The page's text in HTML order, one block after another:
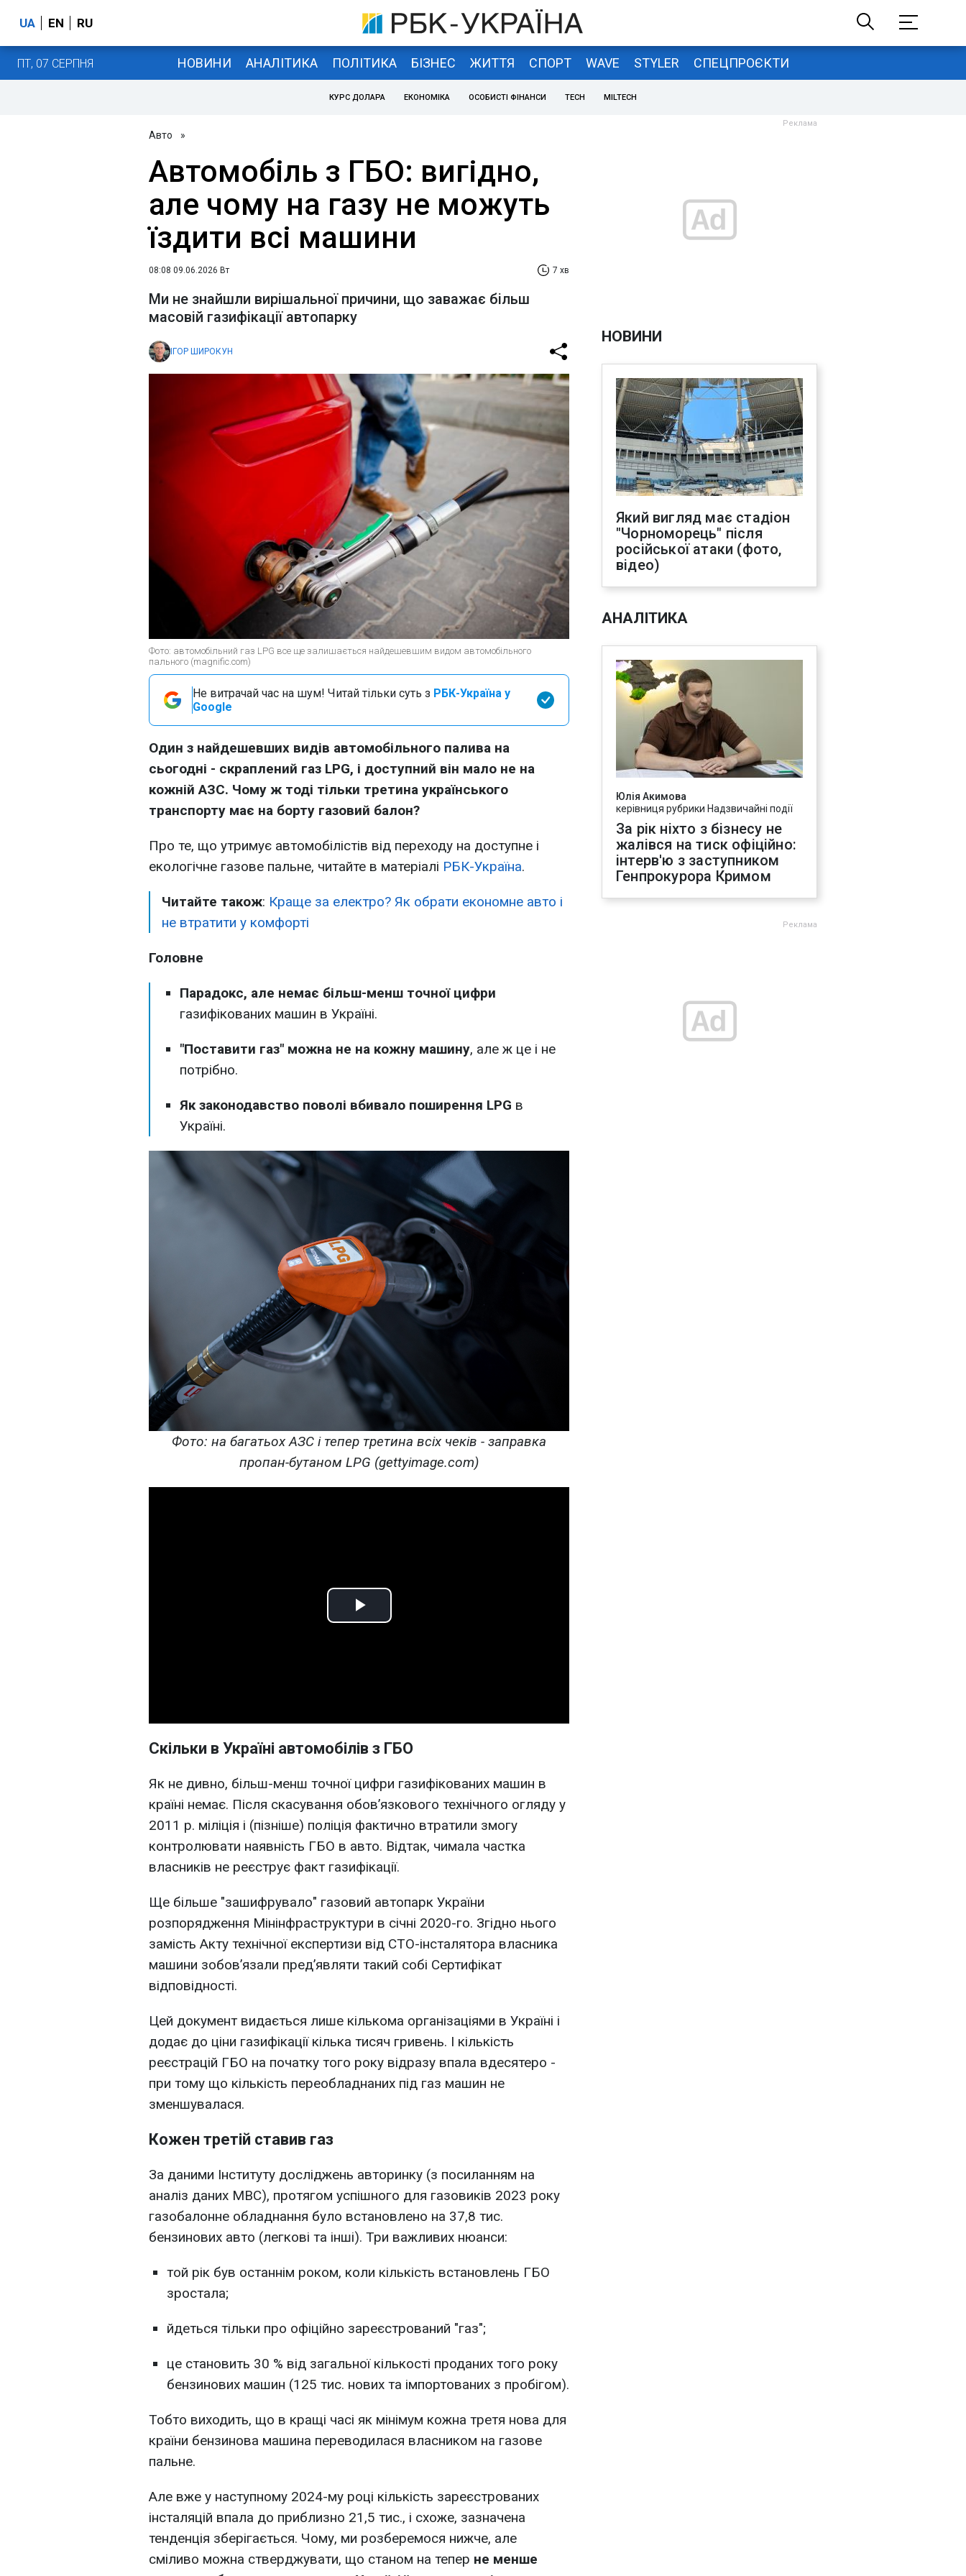
UA EN RU
ПТ, 07 СЕРПНЯ НОВИНИ АНАЛІТИКА ПОЛІТИКА БІЗНЕС ЖИТТЯ СПОРТ WAVE STYLER СПЕЦПРОЄКТИ
КУРС ДОЛАРА ЕКОНОМІКА ОСОБИСТІ ФІНАНСИ TECH MILTECH
Авто »
Автомобіль з ГБО: вигідно,
але чому на газу не можуть
їздити всі машини
08:08 09.06.2026 Вт 7 хв
Ми не знайшли вирішальної причини, що заважає більш
масовій газифікації автопарку
ІГОР ШИРОКУН
Фото: автомобільний газ LPG все ще залишається найдешевшим видом автомобільного
пального (magnific.com)
Не витрачай час на шум! Читай тільки суть з РБК-Україна у
Google
Один з найдешевших видів автомобільного палива на
сьогодні - скраплений газ LPG, і доступний він мало не на
кожній АЗС. Чому ж тоді тільки третина українського
транспорту має на борту газовий балон?
Про те, що утримує автомобілістів від переходу на доступне і
екологічне газове пальне, читайте в матеріалі РБК-Україна.
Читайте також: Краще за електро? Як обрати економне авто і
не втратити у комфорті
Головне
Парадокс, але немає більш-менш точної цифри
газифікованих машин в Україні.
"Поставити газ" можна не на кожну машину, але ж це і не
потрібно.
Як законодавство поволі вбивало поширення LPG в
Україні.
Фото: на багатьох АЗС і тепер третина всіх чеків - заправка
пропан-бутаном LPG (gettyimage.com)
Play
Скільки в Україні автомобілів з ГБО
Як не дивно, більш-менш точної цифри газифікованих машин в
країні немає. Після скасування обов’язкового технічного огляду у
2011 р. міліція і (пізніше) поліція фактично втратили змогу
контролювати наявність ГБО в авто. Відтак, чимала частка
власників не реєструє факт газифікації.
Ще більше "зашифрувало" газовий автопарк України
розпорядження Мінінфраструктури в січні 2020-го. Згідно нього
замість Акту технічної експертизи від СТО-інсталятора власника
машини зобов’язали пред’являти такий собі Сертифікат
відповідності.
Цей документ видається лише кількома організаціями в Україні і
додає до ціни газифікації кілька тисяч гривень. І кількість
реєстрацій ГБО на початку того року відразу впала вдесятеро -
при тому що кількість переобладнаних під газ машин не
зменшувалася.
Кожен третій ставив газ
За даними Інституту досліджень авторинку (з посиланням на
аналіз даних МВС), протягом успішного для газовиків 2023 року
газобалонне обладнання було встановлено на 37,8 тис.
бензинових авто (легкові та інші). Три важливих нюанси:
той рік був останнім роком, коли кількість встановлень ГБО
зростала;
йдеться тільки про офіційно зареєстрований "газ";
це становить 30 % від загальної кількості проданих того року
бензинових машин (125 тис. нових та імпортованих з пробігом).
Тобто виходить, що в кращі часі як мінімум кожна третя нова для
країни бензинова машина переводилася власником на газове
пальне.
Але вже у наступному 2024-му році кількість зареєстрованих
інсталяцій впала до приблизно 21,5 тис., і схоже, зазначена
тенденція зберігається. Чому, ми розберемося нижче, але
сміливо можна стверджувати, що станом на тепер не менше
НОВИНИ
Який вигляд має стадіон
"Чорноморець" після
російської атаки (фото,
відео)
АНАЛІТИКА
Юлія Акимова
керівниця рубрики Надзвичайні події
За рік ніхто з бізнесу не
жалівся на тиск офіційно:
інтерв'ю з заступником
Генпрокурора Кримом